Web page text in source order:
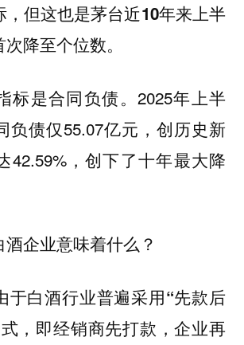
，但这也是茅台近10年来上半
降至个位数。
标是合同负债。2025年上半
负债仅55.07亿元，创历史新
42.59%，创下了十年最大降
企业意味着什么？
于白酒行业普遍采用“先款后
，即经销商先打款，企业再